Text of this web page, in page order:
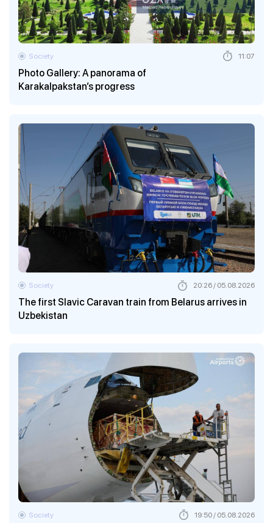
Photo Gallery: A panorama of
Karakalpakstan’s progress
Society 11:07
The first Slavic Caravan train from Belarus arrives in
Uzbekistan
Society 20:26 / 05.08.2026
Society 19:50 / 05.08.2026